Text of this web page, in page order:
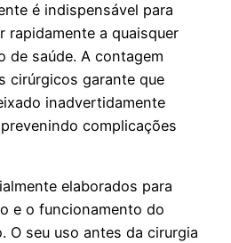
é indispensável para
rapidamente a quaisquer
de saúde. A contagem
cirúrgicos garante que
inadvertidamente
complicações
elaborados para
e o funcionamento do
O seu uso antes da cirurgia